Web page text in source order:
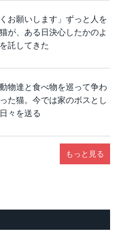
お願いします」ずっと人を
が、ある日決心したかのよ
託してきた
物達と食べ物を巡って争わ
た猫。今では家のボスとし
々を送る
もっと見る